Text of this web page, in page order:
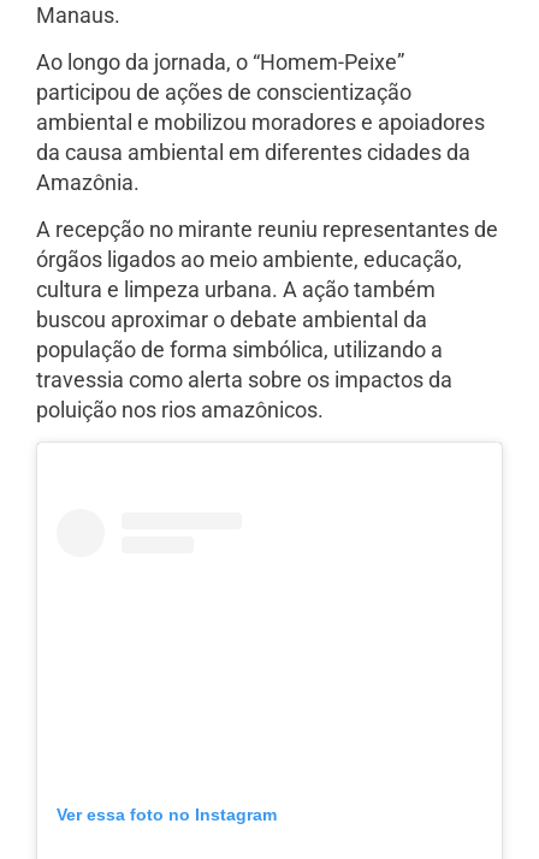
Manaus.
Ao longo da jornada, o “Homem-Peixe”
participou de ações de conscientização
ambiental e mobilizou moradores e apoiadores
da causa ambiental em diferentes cidades da
Amazônia.
A recepção no mirante reuniu representantes de
órgãos ligados ao meio ambiente, educação,
cultura e limpeza urbana. A ação também
buscou aproximar o debate ambiental da
população de forma simbólica, utilizando a
travessia como alerta sobre os impactos da
poluição nos rios amazônicos.
Ver essa foto no Instagram